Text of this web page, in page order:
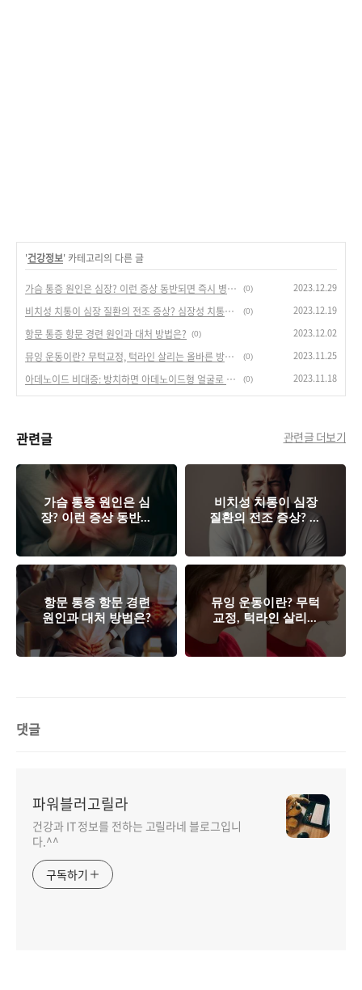
'건강정보' 카테고리의 다른 글
가슴 통증 원인은 심장? 이런 증상 동반되면 즉시 병원으로 (0) 2023.12.29
비치성 치통이 심장 질환의 전조 증상? 심장성 치통에 대해서 알아봐요 (0) 2023.12.19
항문 통증 항문 경련 원인과 대처 방법은? (0) 2023.12.02
뮤잉 운동이란? 무턱교정, 턱라인 살리는 올바른 방법 설명 (0) 2023.11.25
아데노이드 비대증: 방치하면 아데노이드형 얼굴로 변할 수 있다고? (0) 2023.11.18
관련글 관련글 더보기
가슴 통증 원인은 심
장? 이런 증상 동반되
면 즉시 병원으로
비치성 치통이 심장
질환의 전조 증상? 심
장성 치통에 대해서
알아봐요
항문 통증 항문 경련
원인과 대처 방법은?
뮤잉 운동이란? 무턱
교정, 턱라인 살리는
올바른 방법 설명
댓글
파워블러고릴라
건강과 IT 정보를 전하는 고릴라네 블로그입니
다.^^
구독하기